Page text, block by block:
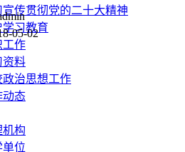
宣传贯彻党的二十大精神
学习教育
工作
资料
政治思想工作
动态
机构
单位
05-02